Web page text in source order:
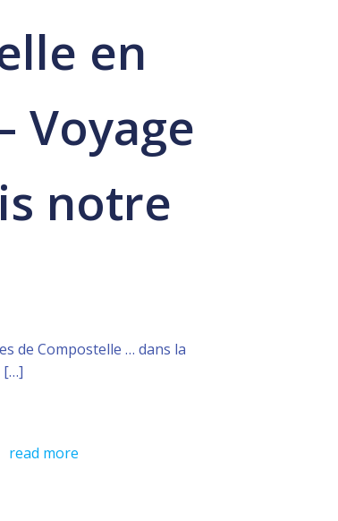
en
Voyage
notre
de Compostelle … dans la
[…]
read more